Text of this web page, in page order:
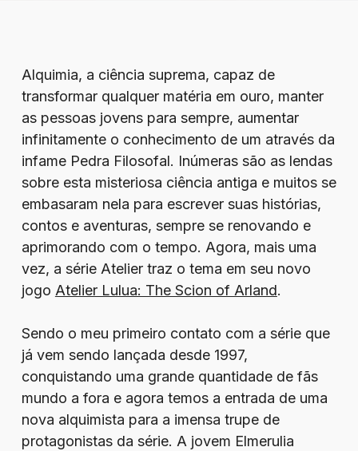
Alquimia, a ciência suprema, capaz de
transformar qualquer matéria em ouro, manter
as pessoas jovens para sempre, aumentar
infinitamente o conhecimento de um através da
infame Pedra Filosofal. Inúmeras são as lendas
sobre esta misteriosa ciência antiga e muitos se
embasaram nela para escrever suas histórias,
contos e aventuras, sempre se renovando e
aprimorando com o tempo. Agora, mais uma
vez, a série Atelier traz o tema em seu novo
jogo Atelier Lulua: The Scion of Arland.
Sendo o meu primeiro contato com a série que
já vem sendo lançada desde 1997,
conquistando uma grande quantidade de fãs
mundo a fora e agora temos a entrada de uma
nova alquimista para a imensa trupe de
protagonistas da série. A jovem Elmerulia